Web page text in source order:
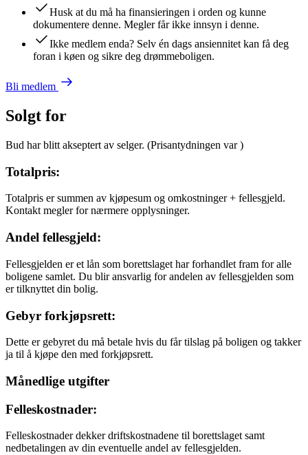
Husk at du må ha finansieringen i orden og kunne
dokumentere denne. Megler får ikke innsyn i denne.
Ikke medlem enda? Selv én dags ansiennitet kan få deg
foran i køen og sikre deg drømmeboligen.
Bli medlem
Solgt for
Bud har blitt akseptert av selger. (Prisantydningen var)
Totalpris:
Totalpris er summen av kjøpesum og omkostninger + fellesgjeld.
Kontakt megler for nærmere opplysninger.
Andel fellesgjeld:
Fellesgjelden er et lån som borettslaget har forhandlet fram for alle
boligene samlet. Du blir ansvarlig for andelen av fellesgjelden som
er tilknyttet din bolig.
Gebyr forkjøpsrett:
Dette er gebyret du må betale hvis du får tilslag på boligen og takker
ja til å kjøpe den med forkjøpsrett.
Månedlige utgifter
Felleskostnader:
Felleskostnader dekker driftskostnadene til borettslaget samt
nedbetalingen av din eventuelle andel av fellesgjelden.